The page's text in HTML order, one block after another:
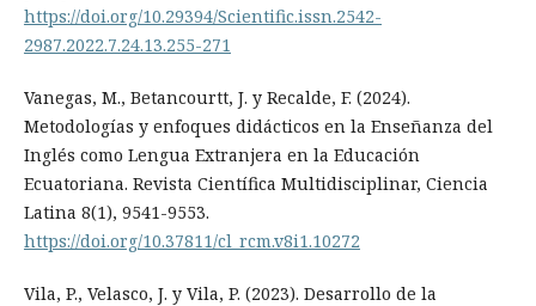
https://doi.org/10.29394/Scientific.issn.2542-
2987.2022.7.24.13.255-271
Vanegas, M., Betancourtt, J. y Recalde, F. (2024).
Metodologías y enfoques didácticos en la Enseñanza del
Inglés como Lengua Extranjera en la Educación
Ecuatoriana. Revista Científica Multidisciplinar, Ciencia
Latina 8(1), 9541-9553.
https://doi.org/10.37811/cl_rcm.v8i1.10272
Vila, P., Velasco, J. y Vila, P. (2023). Desarrollo de la